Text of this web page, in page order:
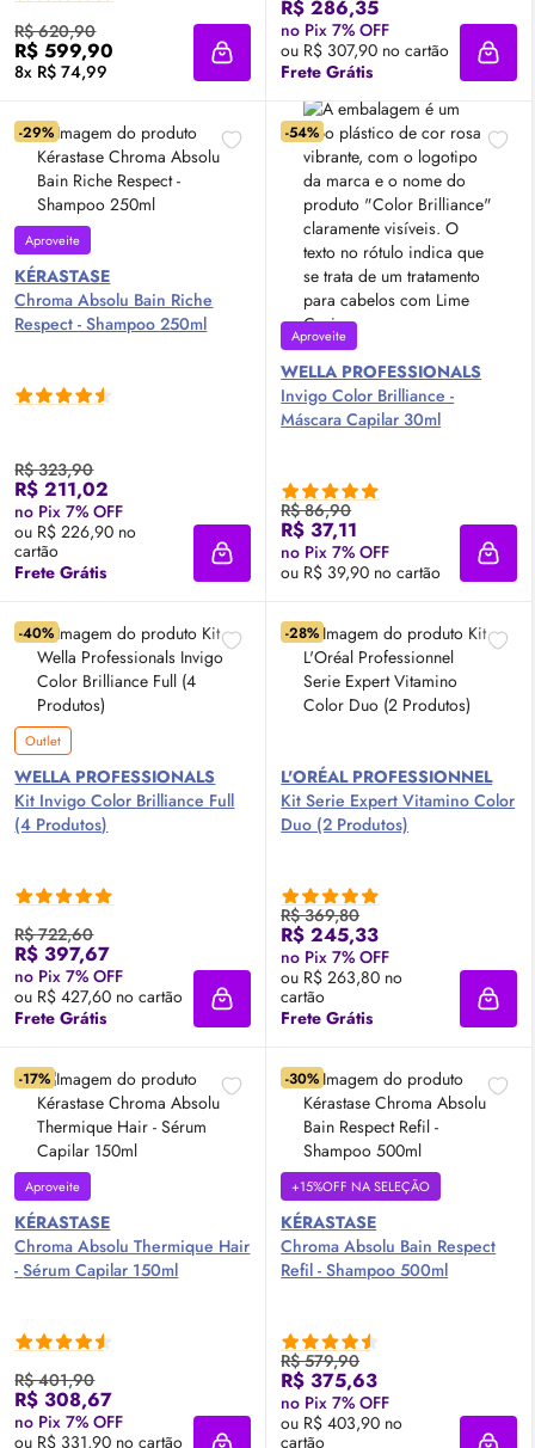
R$ 620,90
R$ 599,90
8x R$ 74,99 Adicionar à sacola
R$ 286,35
no Pix 7% OFF
ou R$ 307,90 no cartão
Frete Grátis
-29%
Aproveite
KÉRASTASE
Chroma Absolu Bain Riche
Respect - Shampoo 250ml
R$ 323,90
R$ 211,02
no Pix 7% OFF
ou R$ 226,90 no
cartão
Frete Grátis
Adicionar à sacola
-54%
Aproveite
WELLA PROFESSIONALS
Invigo Color Brilliance -
Máscara Capilar 30ml
R$ 86,90
R$ 37,11
no Pix 7% OFF
ou R$ 39,90 no cartão
-40%
Outlet
WELLA PROFESSIONALS
Kit Invigo Color Brilliance Full
(4 Produtos)
R$ 722,60
R$ 397,67
no Pix 7% OFF
ou R$ 427,60 no cartão
Frete Grátis
Adicionar à sacola
-28%
L'ORÉAL PROFESSIONNEL
Kit Serie Expert Vitamino Color
Duo (2 Produtos)
R$ 369,80
R$ 245,33
no Pix 7% OFF
ou R$ 263,80 no
cartão
Frete Grátis
-17%
Aproveite
KÉRASTASE
Chroma Absolu Thermique Hair
-Sérum Capilar 150ml
R$ 401,90
R$ 308,67
no Pix 7% OFF
ou R$ 331,90 no cartão
-30%
+15%OFF NA SELEÇÃO
KÉRASTASE
Chroma Absolu Bain Respect
Refil - Shampoo 500ml
R$ 579,90
R$ 375,63
no Pix 7% OFF
ou R$ 403,90 no
cartão